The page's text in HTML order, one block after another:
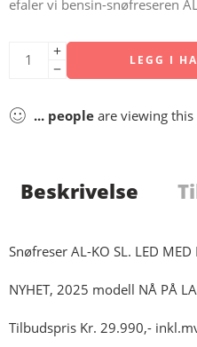
efaler vi bensin-snøfreseren
LEGG I
... people are viewing
Beskrivelse
Snøfreser AL-KO SL. LED MED
NYHET, 2025 modell NÅ PÅ
Tilbudspris Kr. 29.990,-